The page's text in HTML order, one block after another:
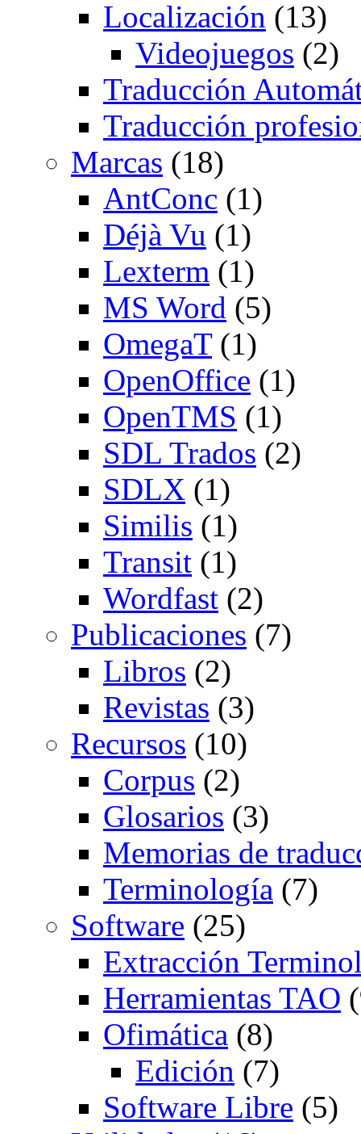
Localización (13)
Videojuegos (2)
Traducción
Traducción
Marcas (18)
AntConc (1)
Déjà Vu (1)
Lexterm (1)
MS Word (5)
OmegaT(1)
OpenOffice (1)
OpenTMS (1)
SDL Trados (2)
SDLX (1)
Similis (1)
Transit (1)
Wordfast (2)
Publicaciones (7)
Libros (2)
Revistas (3)
Recursos (10)
Corpus (2)
Glosarios (3)
Memorias de
Terminología (7)
Software (25)
Extracción
Herramientas TAO
Ofimática (8)
Edición (7)
Software Libre (5)